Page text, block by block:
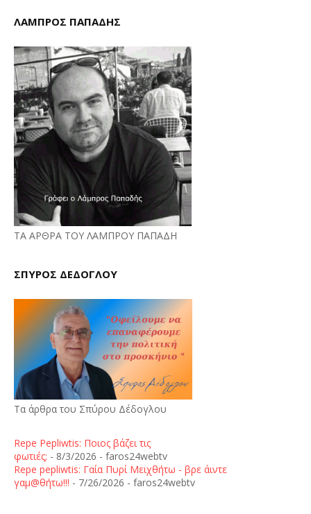
ΛΑΜΠΡΟΣ ΠΑΠΑΔΗΣ
ΤΑ ΑΡΘΡΑ ΤΟΥ ΛΑΜΠΡΟΥ ΠΑΠΑΔΗ
ΣΠΥΡΟΣ ΔΕΔΟΓΛΟΥ
Τα άρθρα του Σπύρου Δέδογλου
Repe Pepliwtis: Ποιος βάζει τις
φωτιές; - 8/3/2026 - faros24webtv
Repe pepliwtis: Γαία Πυρί Μειχθήτω - βρε άιντε
γαμ@θήτω!!! - 7/26/2026 - faros24webtv